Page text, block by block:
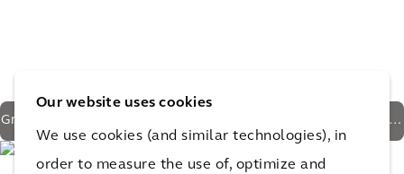
Our website uses cookies
We use cookies (and similar technologies), in
order to measure the use of, optimize and
Grünflächen, die höher in Giebelschalen angepflanzt sind, bieten
natürlichen Schutz vor der Sonne